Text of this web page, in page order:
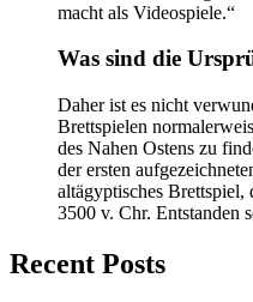
macht als Videospiele.“
Was sind die
Daher ist es nicht
Brettspielen
des Nahen Ostens zu
der ersten
altägyptisches Brettspiel,
3500 v. Chr. Entstanden
Recent Posts